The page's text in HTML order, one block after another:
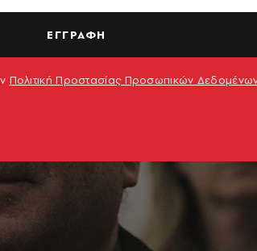
ΕΓΓΡΑΦΗ
Πολιτική Προστασίας Προσωπικών